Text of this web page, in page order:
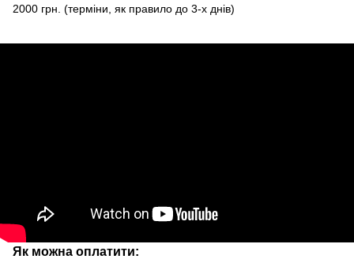
2000 грн. (терміни, як правило до 3-х днів)
Як можна оплатити: